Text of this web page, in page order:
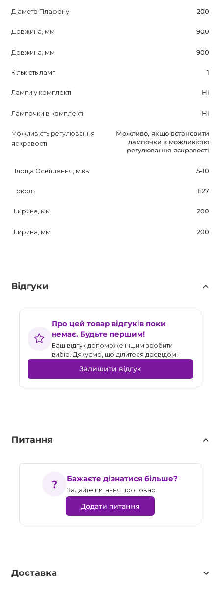
Діаметр Плафону 200
Довжина, мм 900
Довжина, мм 900
Кількість ламп 1
Лампи у комплекті Ні
Лампочки в комплекті Ні
Можливість регулювання
яскравості
Можливо, якщо встановити
лампочки з можливістю
регулювання яскравості
Площа Освітлення, м.кв 5-10
Цоколь E27
Ширина, мм 200
Ширина, мм 200
Відгуки
Про цей товар відгуків поки
немає. Будьте першим!
Ваш відгук допоможе іншим зробити
вибір. Дякуємо, що ділитеся досвідом!
Залишити відгук
Питання
Бажаєте дізнатися більше?
Задайте питання про товар
Додати питання
Доставка